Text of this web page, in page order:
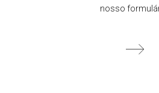
nosso